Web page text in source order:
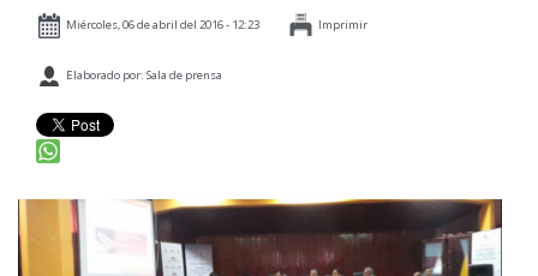
FISCALIZAMOS
PRENSA
PARTICIPACIÓN
RELACIONES INTERNACIONALES
AGENDA
Miércoles, 06 de abril del 2016 - 12:23 Imprimir
Elaborado por: Sala de prensa